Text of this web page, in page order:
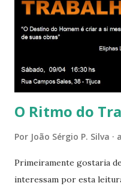
Presença que me
presença aqui: é a
todos os corações de
aqui entre, sentirá as
só presença aqui: é a...
O Ritmo do
Por João Sérgio P. Silva
Primeiramente gostaria
interessam por esta